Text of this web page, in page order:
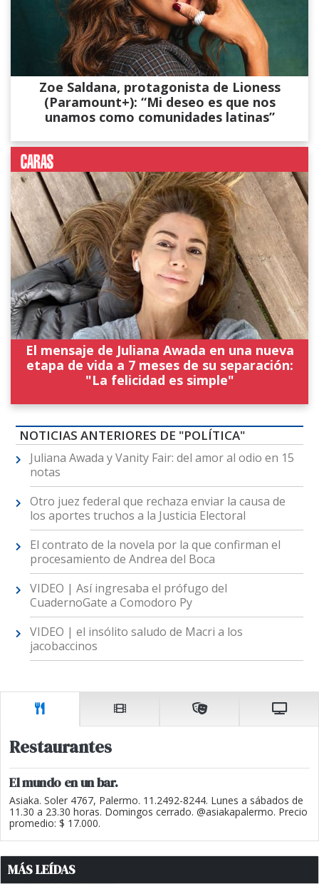
Zoe Saldana, protagonista de Lioness
(Paramount+): “Mi deseo es que nos
unamos como comunidades latinas”
El mensaje de Juliana Awada en una nueva
etapa de vida a 7 meses de su separación:
"La felicidad es simple"
NOTICIAS ANTERIORES DE "POLÍTICA"
Juliana Awada y Vanity Fair: del amor al odio en 15
notas
Otro juez federal que rechaza enviar la causa de
los aportes truchos a la Justicia Electoral
El contrato de la novela por la que confirman el
procesamiento de Andrea del Boca
VIDEO | Así ingresaba el prófugo del
CuadernoGate a Comodoro Py
VIDEO | el insólito saludo de Macri a los
jacobaccinos
Restaurantes
El mundo en un bar.
Asiaka. Soler 4767, Palermo. 11.2492-8244. Lunes a sábados de
11.30 a 23.30 horas. Domingos cerrado. @asiakapalermo. Precio
promedio: $ 17.000.
MÁS LEÍDAS